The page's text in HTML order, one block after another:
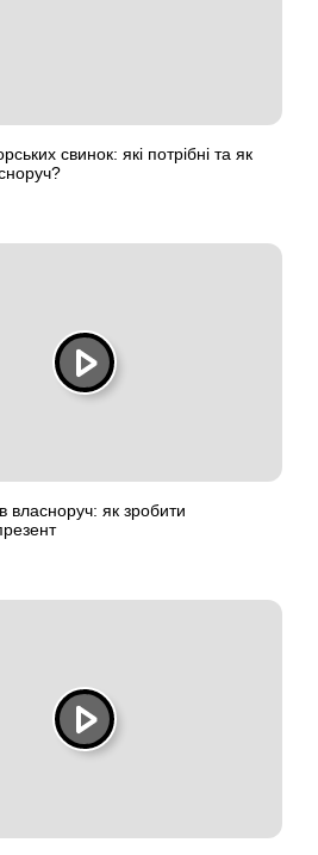
свинок: які потрібні та як
власноруч: як зробити